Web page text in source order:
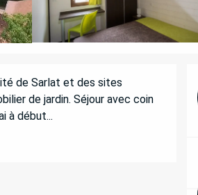
de Sarlat et des sites
de jardin. Séjour avec coin
à début...